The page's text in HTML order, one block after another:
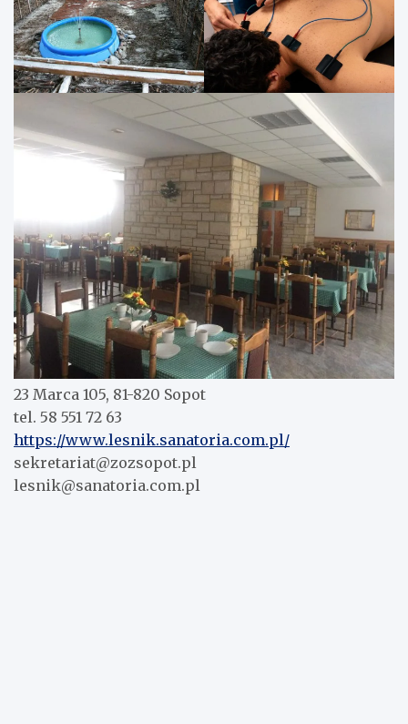
23 Marca 105, 81-820 Sopot
tel. 58 551 72 63
https://www.lesnik.sanatoria.com.pl/
sekretariat@zozsopot.pl
lesnik@sanatoria.com.pl